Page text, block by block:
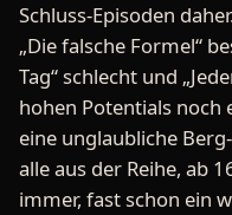
Schluss-Episoden
„Die falsche Formel“
Tag“ schlecht und
hohen Potentials noch
eine unglaubliche
alle aus der Reihe, ab
immer, fast schon ein